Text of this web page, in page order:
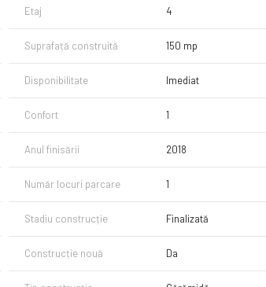
propriul gust și stil.
Etaj 4
Suprafață construită 150 mp
Disponibilitate Imediat
Confort 1
Anul finisării 2018
Număr locuri parcare 1
Stadiu construcție Finalizată
Construcție nouă Da